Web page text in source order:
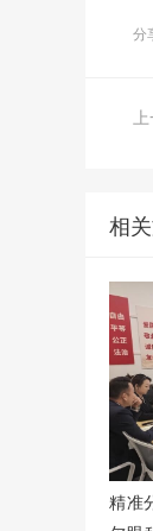
分
相
精准